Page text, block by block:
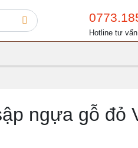
Hotline tư
ngựa gỗ đỏ